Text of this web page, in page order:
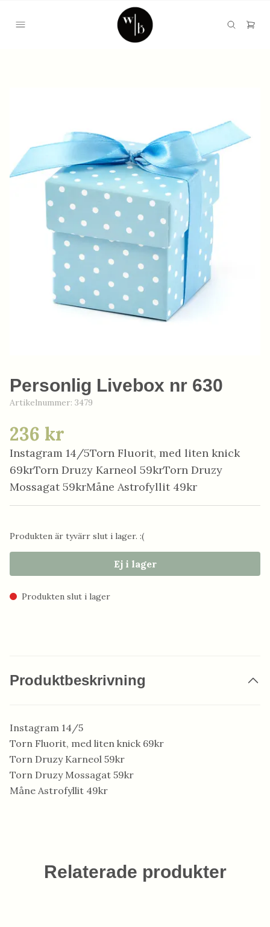
Personlig Livebox nr 630
Artikelnummer: 3479
236 kr
Instagram 14/5Torn Fluorit, med liten knick
69krTorn Druzy Karneol 59krTorn Druzy
Mossagat 59krMåne Astrofyllit 49kr
Produkten är tyvärr slut i lager. :(
Ej i lager
Produkten slut i lager
Produktbeskrivning
Instagram 14/5
Torn Fluorit, med liten knick 69kr
Torn Druzy Karneol 59kr
Torn Druzy Mossagat 59kr
Måne Astrofyllit 49kr
Relaterade produkter